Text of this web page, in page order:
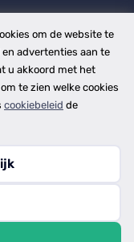
om de website te
advertenties aan te
u akkoord met het
te zien welke cookies
cookiebeleid de